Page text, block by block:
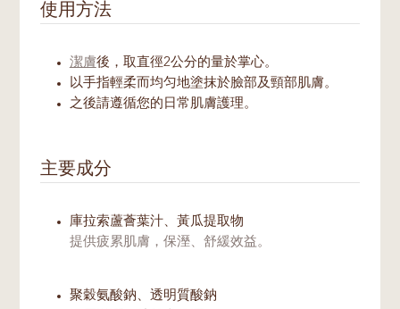
使用方法
潔膚後，取直徑2公分的量於掌心。
以手指輕柔而均匀地塗抹於臉部及頸部肌膚。
之後請遵循您的日常肌膚護理。
主要成分
庫拉索蘆薈葉汁、黃瓜提取物
提供疲累肌膚，保溼、舒緩效益。
聚穀氨酸鈉、透明質酸鈉